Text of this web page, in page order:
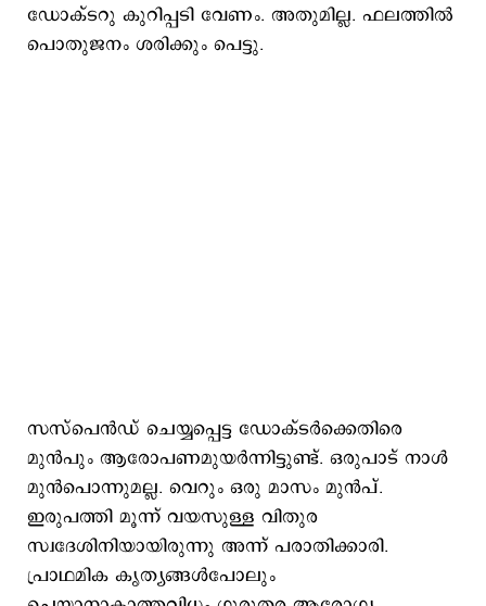
ഡോക്ടറു കുറിപ്പടി വേണം. അതുമില്ല. ഫലത്തില്‍
പൊതുജനം ശരിക്കും പെട്ടു.
സസ്പെന്‍ഡ് ചെയ്യപ്പെട്ട ഡോക്ടര്‍ക്കെതിരെ
മുന്‍പും ആരോപണമുയര്‍ന്നിട്ടുണ്ട്. ഒരുപാട് നാള്‍
മുന്‍പൊന്നുമല്ല. വെറും ഒരു മാസം മുന്‍പ്.
ഇരുപത്തി മൂന്ന് വയസുള്ള വിതുര
സ്വദേശിനിയായിരുന്നു അന്ന് പരാതിക്കാരി.
പ്രാഥമിക കൃത്യങ്ങള്‍പോലും